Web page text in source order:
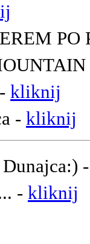
kliknij
- kliknij
Dunajca:)
- kliknij